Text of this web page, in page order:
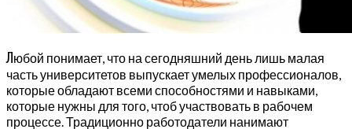
Любой понимает, что на сегодняшний день лишь малая
часть университетов выпускает умелых профессионалов,
которые обладают всеми способностями и навыками,
которые нужны для того, чтоб участвовать в рабочем
процессе. Традиционно работодатели нанимают